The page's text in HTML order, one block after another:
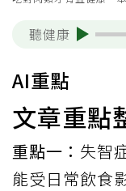
聽健康
AI重點
文章重點
重點一： 失智
能受日常飲食